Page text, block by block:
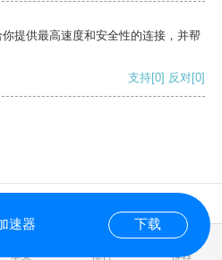
提供最高速度和安全性的连接，并帮
支持[0] 反对[0]
苹果 排行 推荐
速器 下载
0.019091s